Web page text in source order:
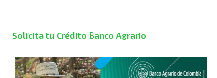
Solicita tu Crédito Banco Agrario